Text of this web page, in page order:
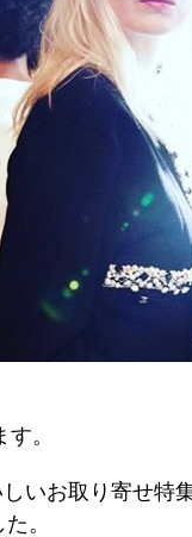
。
いお取り寄せ特
。